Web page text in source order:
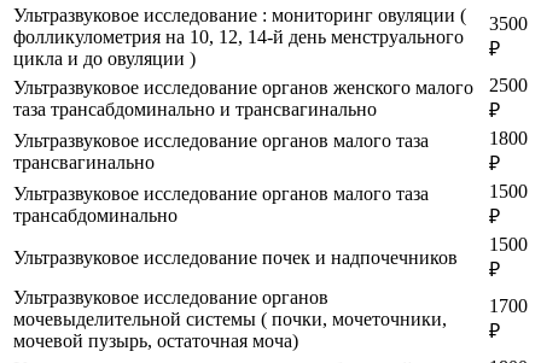
Ультразвуковое исследование : мониторинг овуляции (
фолликулометрия на 10, 12, 14-й день менструального
цикла и до овуляции )
3500
₽
Ультразвуковое исследование органов женского малого
таза трансабдоминально и трансвагинально
2500
₽
Ультразвуковое исследование органов малого таза
трансвагинально
1800
₽
Ультразвуковое исследование органов малого таза
трансабдоминально
1500
₽
Ультразвуковое исследование почек и надпочечников
1500
₽
Ультразвуковое исследование органов
мочевыделительной системы ( почки, мочеточники,
мочевой пузырь, остаточная моча)
1700
₽